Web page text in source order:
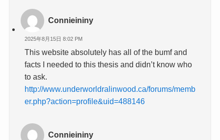
Connieininy
2025年8月15日 8:02 PM
This website absolutely has all of the bumf and
facts I needed to this thesis and didn’t know who
to ask.
http://www.underworldralinwood.ca/forums/memb
er.php?action=profile&uid=488146
Connieininy